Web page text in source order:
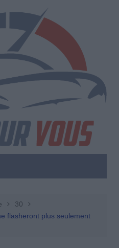
30
flasheront plus seulement